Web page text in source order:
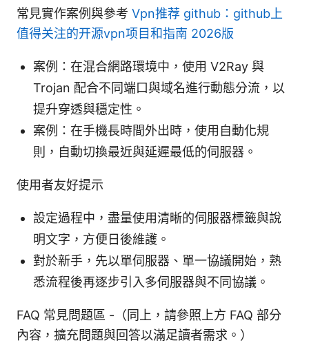
常見實作案例與參考 Vpn推荐 github：github上
值得关注的开源vpn项目和指南 2026版
案例：在混合網路環境中，使用 V2Ray 與
Trojan 配合不同端口與域名進行動態分流，以
提升穿透與穩定性。
案例：在手機長時間外出時，使用自動化規
則，自動切換最近與延遲最低的伺服器。
使用者友好提示
設定過程中，盡量使用清晰的伺服器標籤與說
明文字，方便日後維護。
對於新手，先以單伺服器、單一協議開始，熟
悉流程後再逐步引入多伺服器與不同協議。
FAQ 常見問題區 -（同上，請參照上方 FAQ 部分
內容，擴充問題與回答以滿足讀者需求。）